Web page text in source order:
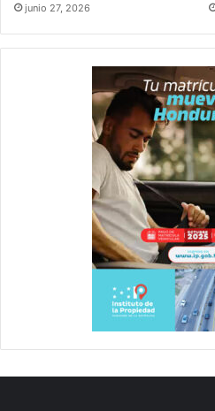
junio 27, 2026